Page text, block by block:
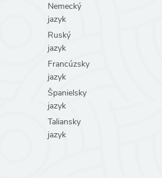
Nemecký
jazyk
Ruský
jazyk
Francúzsky
jazyk
Španielsky
jazyk
Taliansky
jazyk